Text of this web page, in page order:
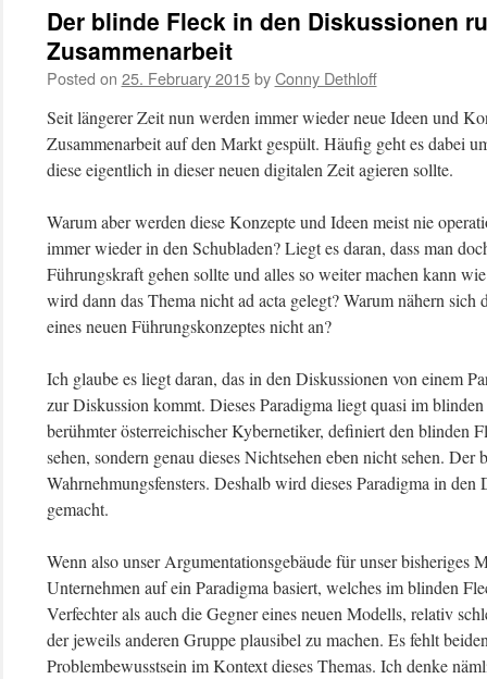
Der blinde Fleck in den Diskussionen
Zusammenarbeit
Posted on 25. February 2015 by Conny Dethloff
Seit längerer Zeit nun werden immer wieder neue Ideen und
Zusammenarbeit auf den Markt gespült. Häufig geht es dabei
diese eigentlich in dieser neuen digitalen Zeit agieren sollte.
Warum aber werden diese Konzepte und Ideen meist nie
immer wieder in den Schubladen? Liegt es daran, dass man
Führungskraft gehen sollte und alles so weiter machen kann
wird dann das Thema nicht ad acta gelegt? Warum nähern
eines neuen Führungskonzeptes nicht an?
Ich glaube es liegt daran, das in den Diskussionen von einem
zur Diskussion kommt. Dieses Paradigma liegt quasi im
berühmter österreichischer Kybernetiker, definiert den blinden
sehen, sondern genau dieses Nichtsehen eben nicht sehen.
Wahrnehmungsfensters. Deshalb wird dieses Paradigma in
gemacht.
Wenn also unser Argumentationsgebäude für unser bisheriges
Unternehmen auf ein Paradigma basiert, welches im blinden
Verfechter als auch die Gegner eines neuen Modells, relativ
der jeweils anderen Gruppe plausibel zu machen. Es fehlt
Problembewusstsein im Kontext dieses Themas. Ich denke